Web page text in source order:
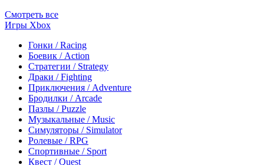
Смотреть все
Игры Xbox
Гонки / Racing
Боевик / Action
Стратегии / Strategy
Драки / Fighting
Приключения / Adventure
Бродилки / Arcade
Пазлы / Puzzle
Музыкальные / Music
Симуляторы / Simulator
Ролевые / RPG
Спортивные / Sport
Квест / Quest